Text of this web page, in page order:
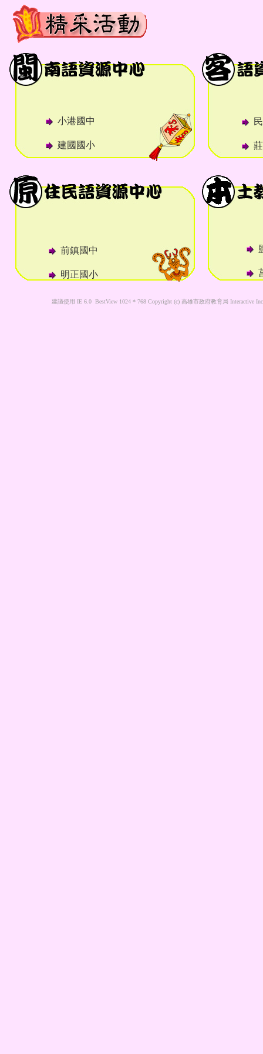
小港國中
建國國小
前鎮國中
明正國小
建議使用 IE 6.0 BestView 1024 * 768 Copyright (c) 高雄市政府教育局 Interactive